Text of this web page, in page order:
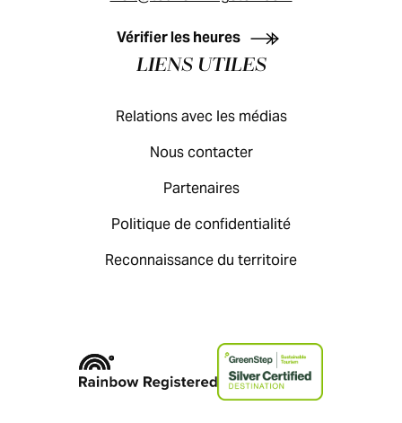
GUIDE DES VISITEURS
Vérifier les heures
LIENS UTILES
Relations avec les médias
Nous contacter
Partenaires
Politique de confidentialité
Reconnaissance du territoire